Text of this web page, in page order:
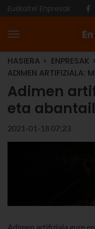
Euskaltel Enpresak
HASIERA ENPRESAK
ADIMEN ARTIFIZIALA:
Adimen
eta
2021-01-18 07:23
Adimen artifiziala gure